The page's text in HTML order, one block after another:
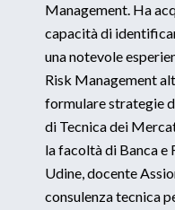
Management. Ha
capacità di
una notevole
Risk Management
formulare strategie
di Tecnica dei
la facoltà di Banca e
Udine, docente
consulenza tecnica